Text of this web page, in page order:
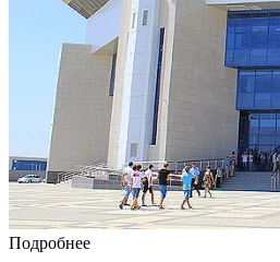
Подробнее